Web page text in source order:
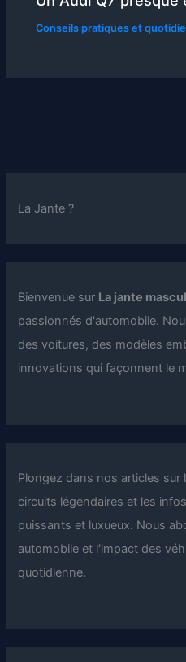
Conseils pratiques et
La Jante ?
Bienvenue sur La jante
passionnés d'automobile.
des voitures, des modèles
innovations qui façonnent le
Plongez dans nos articles sur
circuits légendaires et les
puissants et luxueux. Nous
automobile et l'impact des
quotidienne.